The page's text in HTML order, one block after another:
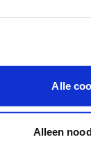
Alle
Alleen
by reCAPTCHA and